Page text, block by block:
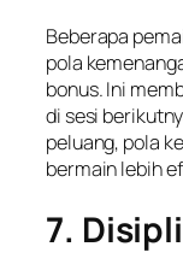
Beberapa
pola
bonus. Ini
di sesi
peluang, pola
bermain lebih
7.